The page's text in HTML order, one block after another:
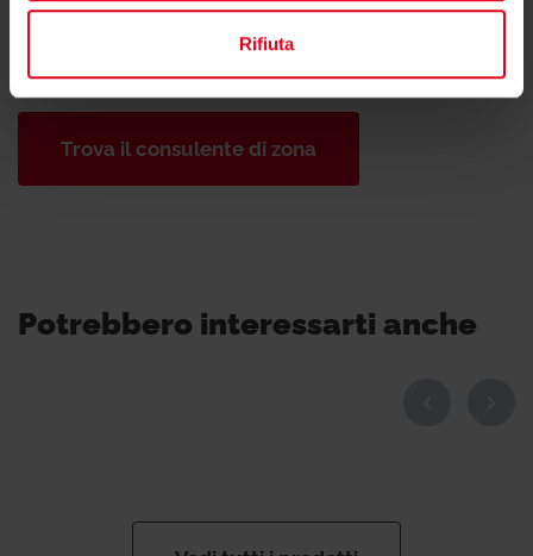
Rifiuta
Se hai bisogno di ulteriori informazioni contatta il
consulente tecnico o commerciale di zona.
Trova il consulente di zona
Potrebbero interessarti anche